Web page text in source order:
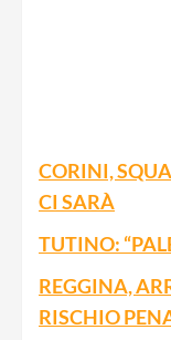
CORINI,
CI SARÀ
TUTINO:
REGGINA,
RISCHIO